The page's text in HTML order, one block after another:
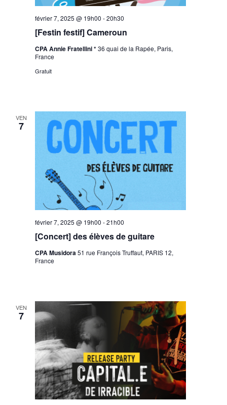
[Festin festif] Cameroun
février 7, 2025 @ 19h00 -20h30
CPA Annie Fratellini *36 quai de la Rapée, Paris,
France
Gratuit
VEN
7
[Concert] des élèves de guitare
février 7, 2025 @ 19h00 -21h00
CPA Musidora51 rue François Truffaut, PARIS 12,
France
VEN
7